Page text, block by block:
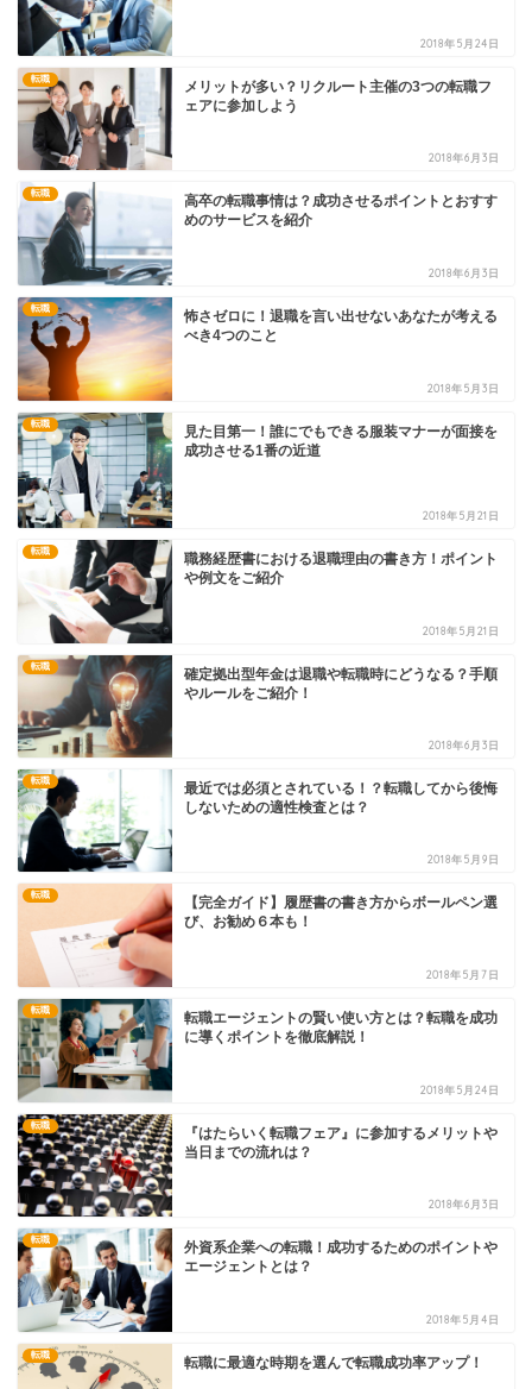
2018年5月24日
転職
メリットが多い？リクルート主催の3つの転職フ
ェアに参加しよう
2018年6月3日
転職
高卒の転職事情は？成功させるポイントとおすす
めのサービスを紹介
2018年6月3日
転職
怖さゼロに！退職を言い出せないあなたが考える
べき4つのこと
2018年5月3日
転職
見た目第一！誰にでもできる服装マナーが面接を
成功させる1番の近道
2018年5月21日
転職
職務経歴書における退職理由の書き方！ポイント
や例文をご紹介
2018年5月21日
転職
確定拠出型年金は退職や転職時にどうなる？手順
やルールをご紹介！
2018年6月3日
転職
最近では必須とされている！？転職してから後悔
しないための適性検査とは？
2018年5月9日
転職
【完全ガイド】履歴書の書き方からボールペン選
び、お勧め６本も！
2018年5月7日
転職
転職エージェントの賢い使い方とは？転職を成功
に導くポイントを徹底解説！
2018年5月24日
転職
『はたらいく転職フェア』に参加するメリットや
当日までの流れは？
2018年6月3日
転職
外資系企業への転職！成功するためのポイントや
エージェントとは？
2018年5月4日
転職 転職に最適な時期を選んで転職成功率アップ！